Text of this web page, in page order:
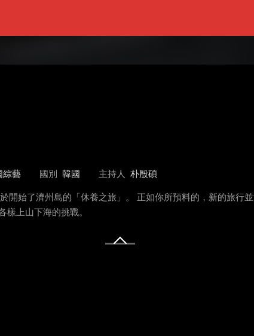
綜藝 國別 韓國 主持人 朴殷碩
始了濟州島的「休養之旅」。 正如你所預料的，新的旅行
上山下海的挑戰。